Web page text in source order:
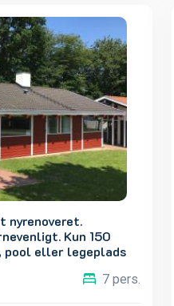
nyrenoveret.
Kun 150
pool eller legeplads
7 pers.